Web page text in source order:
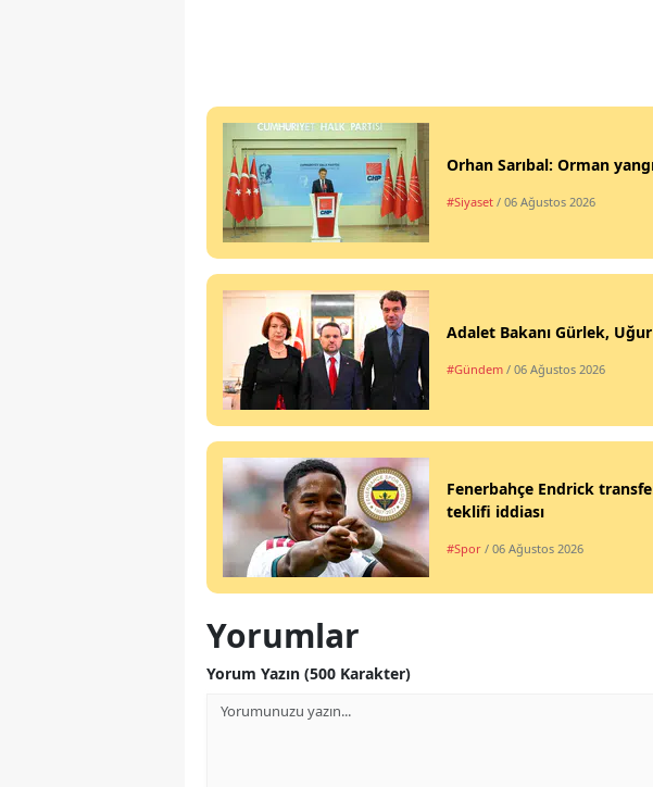
Orhan Sarıbal: Orman
#Siyaset / 06 Ağustos 2026
Adalet Bakanı Gürlek,
#Gündem / 06 Ağustos 2026
Fenerbahçe Endrick
teklifi iddiası
#Spor / 06 Ağustos 2026
Yorumlar
Yorum Yazın (500 Karakter)